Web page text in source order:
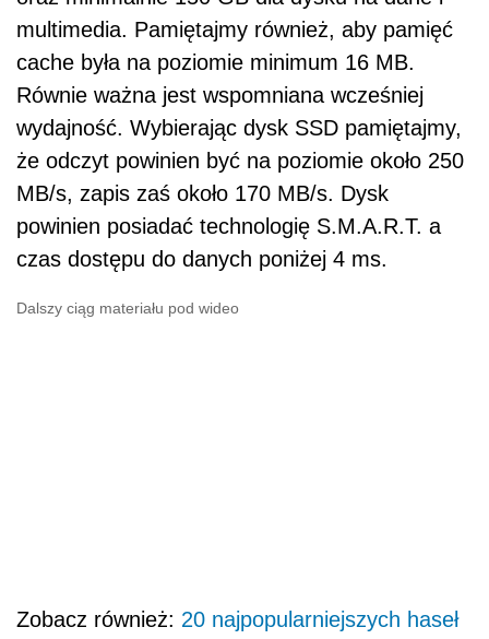
multimedia. Pamiętajmy również, aby pamięć
cache była na poziomie minimum 16 MB.
Równie ważna jest wspomniana wcześniej
wydajność. Wybierając dysk SSD pamiętajmy,
że odczyt powinien być na poziomie około 250
MB/s, zapis zaś około 170 MB/s. Dysk
powinien posiadać technologię S.M.A.R.T. a
czas dostępu do danych poniżej 4 ms.
Dalszy ciąg materiału pod wideo
Zobacz również: 20 najpopularniejszych haseł